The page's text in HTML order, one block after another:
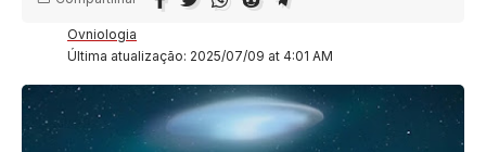
Última atualização: 2025/07/09 at 4:01 AM
Ovniologia